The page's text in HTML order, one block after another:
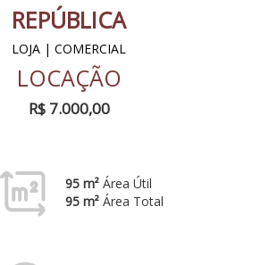
REPÚBLICA
LOJA | COMERCIAL
LOCAÇÃO
R$ 7.000,00
95 m² Área Útil
95 m² Área Total